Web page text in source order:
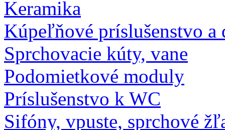
Keramika
Kúpeľňové príslušenstvo a
Sprchovacie kúty, vane
Podomietkové moduly
Príslušenstvo k WC
Sifóny, vpuste, sprchové